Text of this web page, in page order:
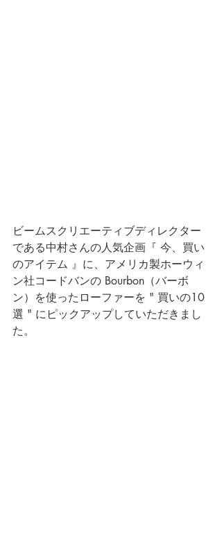
ビームスクリエーティブディレクター
である中村さんの人気企画『 今、買い
のアイテム 』に、アメリカ製ホーウィ
ン社コードバンの Bourbon（バーボ
ン）を使ったローファーを " 買いの10
選 " にピックアップしていただきまし
た。